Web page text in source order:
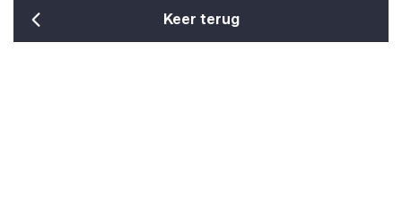
Keer terug